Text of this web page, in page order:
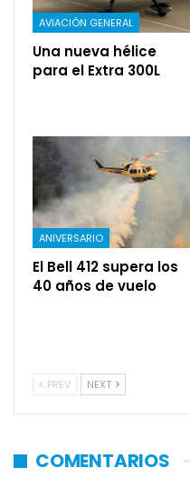
AVIACIÓN GENERAL
Una nueva hélice
para el Extra 300L
ANIVERSARIO
El Bell 412 supera los
40 años de vuelo
PREV NEXT
COMENTARIOS